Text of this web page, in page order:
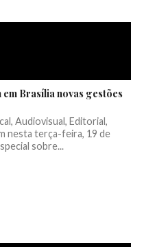
Brasília novas gestões
Audiovisual, Editorial,
nesta terça-feira, 19 de
sobre...